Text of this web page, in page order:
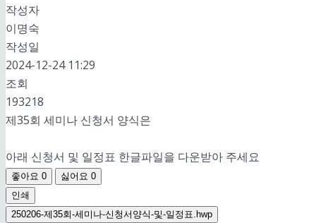
작성자
이명숙
작성일
2024-12-24 11:29
조회
193218
제35회 세미나 신청서 양식은
아래 신청서 및 일정표 한글파일을 다운받아 주세요
좋아요 0 싫어요 0
인쇄
250206-제35회-세미나-신청서양식-및-일정표.hwp